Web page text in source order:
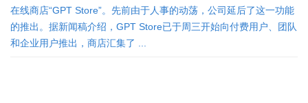
在线商店“GPT Store”。先前由于人事的动荡，公司延后了这一功能
的推出。据新闻稿介绍，GPT Store已于周三开始向付费用户、团队
和企业用户推出，商店汇集了 ...